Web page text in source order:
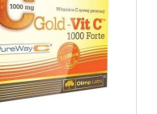
Do koszyka
Do koszyka
Porównaj